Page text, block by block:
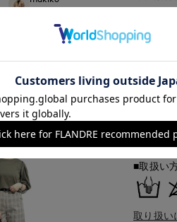
イスI.T.'S.international
イネド三井アウトレットパーク多摩南
イネド三井アウ
50161019
ベトナム
(オフホ
他カラ
■取扱い
取り扱い